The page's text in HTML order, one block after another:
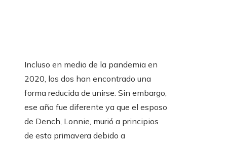
Incluso en medio de la pandemia en
2020, los dos han encontrado una
forma reducida de unirse. Sin embargo,
ese año fue diferente ya que el esposo
de Dench, Lonnie, murió a principios
de esta primavera debido a